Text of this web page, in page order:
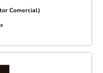
Comercial)